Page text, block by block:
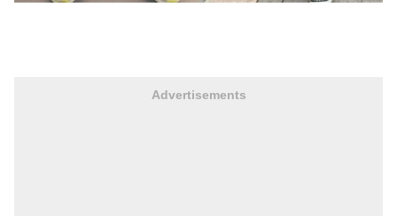
Advertisements